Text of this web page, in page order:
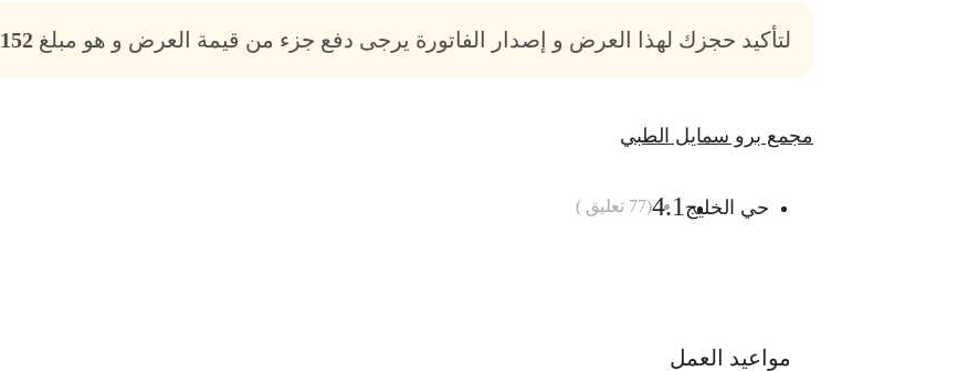
لتأكيد حجزك لهذا العرض و إصدار الفاتورة يرجى دفع جزء من قيمة العرض و هو مبلغ152
مجمع برو سمايل الطبي
حي الخليج 4.1
(
77 تعليق )
مواعيد العمل